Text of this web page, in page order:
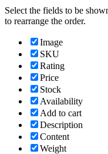
Select the fields to be
to rearrange the order.
Image
SKU
Rating
Price
Stock
Availability
Add to cart
Description
Content
Weight